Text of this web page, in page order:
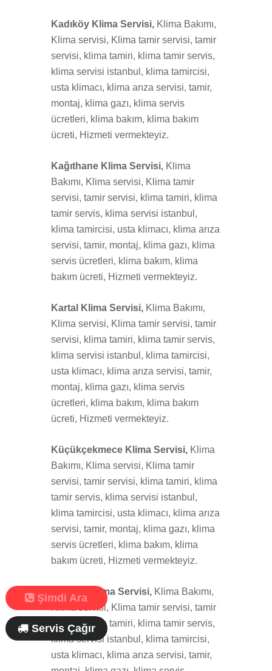
Kadıköy Klima Servisi, Klima Bakımı,
Klima servisi, Klima tamir servisi, tamir
servisi, klima tamiri, klima tamir servis,
klima servisi istanbul, klima tamircisi,
usta klimacı, klima arıza servisi, tamir,
montaj, klima gazı, klima servis
ücretleri, klima bakım, klima bakım
ücreti, Hizmeti vermekteyiz.
Kağıthane Klima Servisi, Klima
Bakımı, Klima servisi, Klima tamir
servisi, tamir servisi, klima tamiri, klima
tamir servis, klima servisi istanbul,
klima tamircisi, usta klimacı, klima arıza
servisi, tamir, montaj, klima gazı, klima
servis ücretleri, klima bakım, klima
bakım ücreti, Hizmeti vermekteyiz.
Kartal Klima Servisi, Klima Bakımı,
Klima servisi, Klima tamir servisi, tamir
servisi, klima tamiri, klima tamir servis,
klima servisi istanbul, klima tamircisi,
usta klimacı, klima arıza servisi, tamir,
montaj, klima gazı, klima servis
ücretleri, klima bakım, klima bakım
ücreti, Hizmeti vermekteyiz.
Küçükçekmece Klima Servisi, Klima
Bakımı, Klima servisi, Klima tamir
servisi, tamir servisi, klima tamiri, klima
tamir servis, klima servisi istanbul,
klima tamircisi, usta klimacı, klima arıza
servisi, tamir, montaj, klima gazı, klima
servis ücretleri, klima bakım, klima
bakım ücreti, Hizmeti vermekteyiz.
Maltepe Klima Servisi, Klima Bakımı,
Klima servisi, Klima tamir servisi, tamir
servisi, klima tamiri, klima tamir servis,
klima servisi istanbul, klima tamircisi,
usta klimacı, klima arıza servisi, tamir,
Şimdi Ara
Servis Çağır